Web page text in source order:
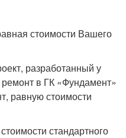
стоимости Вашего
разработанный у
ремонт в ГК «Фундамент»
равную стоимости
стандартного